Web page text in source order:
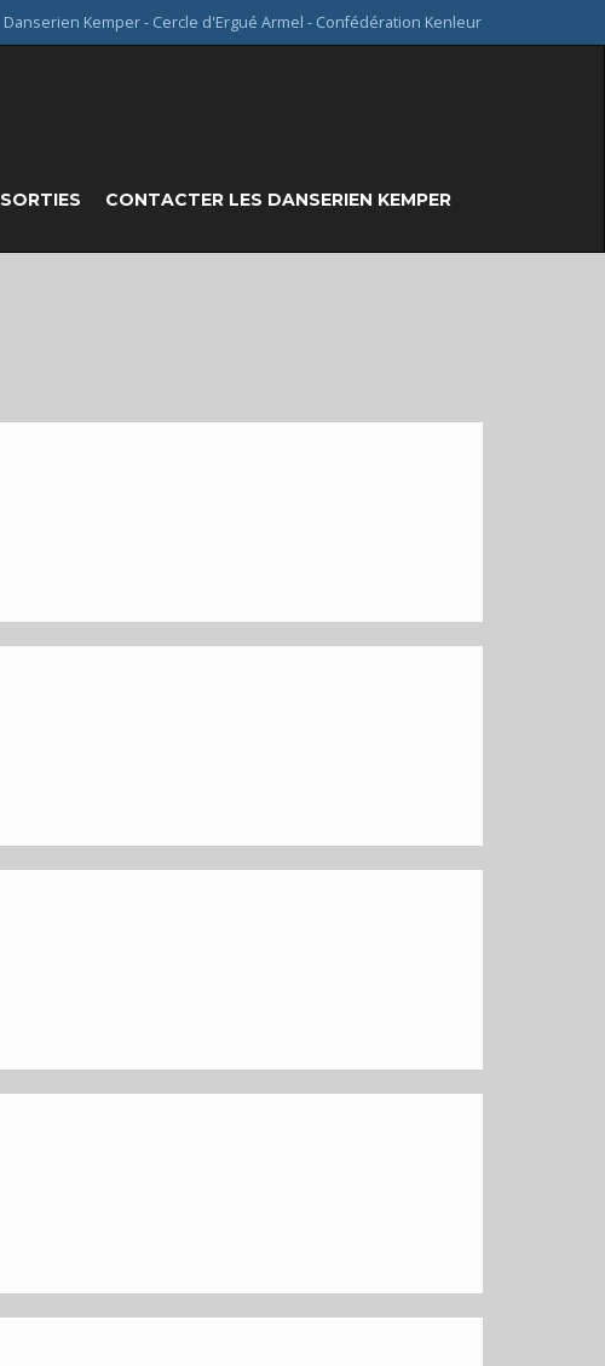
Danserien Kemper - Cercle d'Ergué Armel - Confédération Kenleur
SORTIES CONTACTER LES DANSERIEN KEMPER